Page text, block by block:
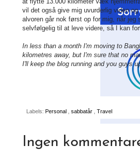
vil det også give mig uvurderlig viden
alvoren går nok først op for mig, når
selvfølgelig til at leve videre, så I kan
In less than a month I'm moving to
kilometres away, but I'm sure that no
I'll keep the blog running and you guys
Labels: Personal sabbatår Travel
Ingen